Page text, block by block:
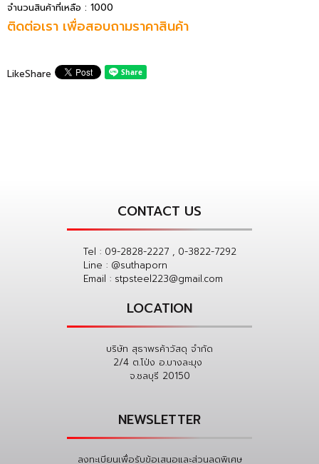
จำนวนสินค้าที่เหลือ : 1000
ติดต่อเรา เพื่อสอบถามราคาสินค้า
LikeShare
CONTACT US
Tel : 09-2828-2227 , 0-3822-7292
Line : @suthaporn
Email : stpsteel223@gmail.com
LOCATION
บริษัท สุธาพรค้าวัสดุ จำกัด
2/4 ต.โป่ง อ.บางละมุง
จ.ชลบุรี 20150
NEWSLETTER
ลงทะเบียนเพื่อรับข้อเสนอและส่วนลดพิเศษ